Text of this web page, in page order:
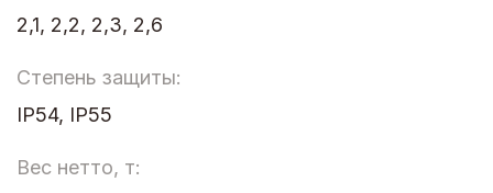
2,1, 2,2, 2,3, 2,6
Степень защиты:
IP54, IP55
Вес нетто, т: